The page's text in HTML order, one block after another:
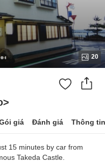
20
giá Đánh giá Thông
15 minutes by car from
Takeda Castle.